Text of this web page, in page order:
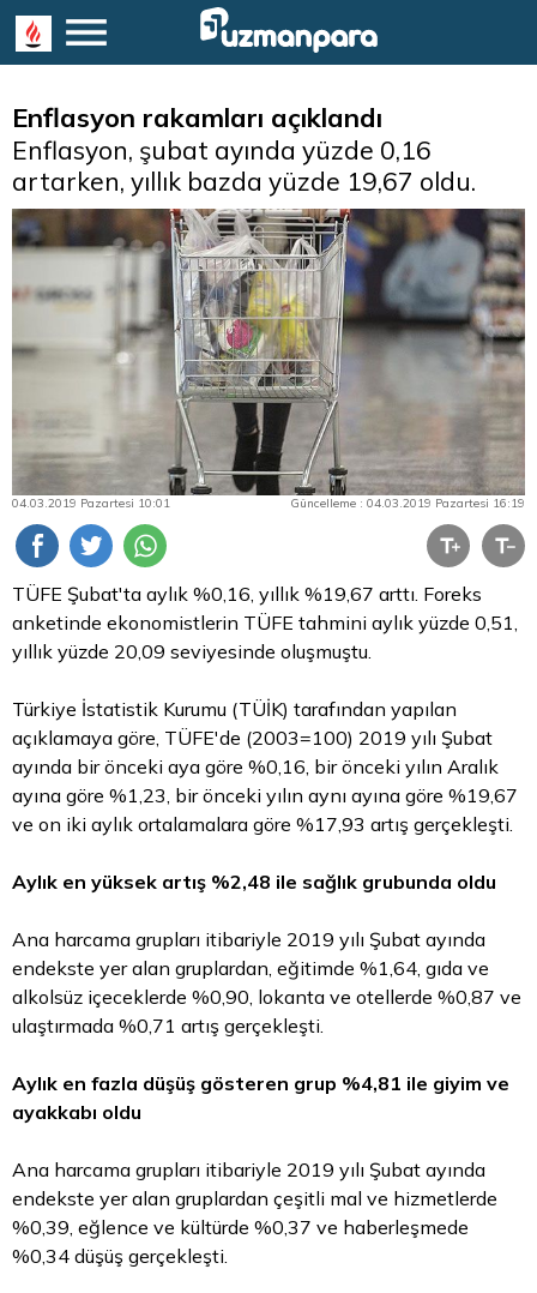
Enflasyon rakamları açıklandı
Enflasyon, şubat ayında yüzde 0,16
artarken, yıllık bazda yüzde 19,67 oldu.
04.03.2019 Pazartesi 10:01 Güncelleme : 04.03.2019 Pazartesi 16:19
TÜFE Şubat'ta aylık %0,16, yıllık %19,67 arttı. Foreks
anketinde ekonomistlerin TÜFE tahmini aylık yüzde 0,51,
yıllık yüzde 20,09 seviyesinde oluşmuştu.
Türkiye İstatistik Kurumu (TÜİK) tarafından yapılan
açıklamaya göre, TÜFE'de (2003=100) 2019 yılı Şubat
ayında bir önceki aya göre %0,16, bir önceki yılın Aralık
ayına göre %1,23, bir önceki yılın aynı ayına göre %19,67
ve on iki aylık ortalamalara göre %17,93 artış gerçekleşti.
Aylık en yüksek artış %2,48 ile sağlık grubunda oldu
Ana harcama grupları itibariyle 2019 yılı Şubat ayında
endekste yer alan gruplardan, eğitimde %1,64, gıda ve
alkolsüz içeceklerde %0,90, lokanta ve otellerde %0,87 ve
ulaştırmada %0,71 artış gerçekleşti.
Aylık en fazla düşüş gösteren grup %4,81 ile giyim ve
ayakkabı oldu
Ana harcama grupları itibariyle 2019 yılı Şubat ayında
endekste yer alan gruplardan çeşitli mal ve hizmetlerde
%0,39, eğlence ve kültürde %0,37 ve haberleşmede
%0,34 düşüş gerçekleşti.